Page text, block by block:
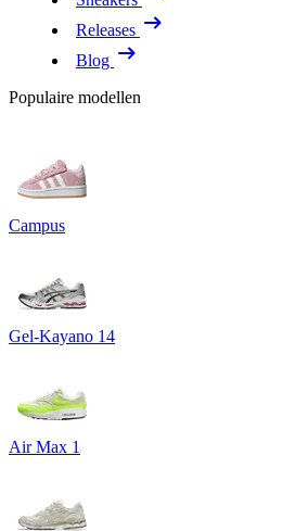
Releases
Blog
Populaire modellen
Campus
Gel-Kayano 14
Air Max 1